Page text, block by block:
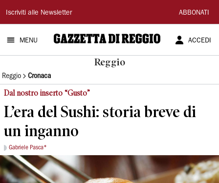
Gazzetta
di
Reggio
Iscriviti alle Newsletter ABBONATI
MENU ACCEDI
Reggio
Reggio Cronaca
Dal nostro inserto “Gusto”
L’era del Sushi: storia breve di
un inganno
Gabriele Pasca*